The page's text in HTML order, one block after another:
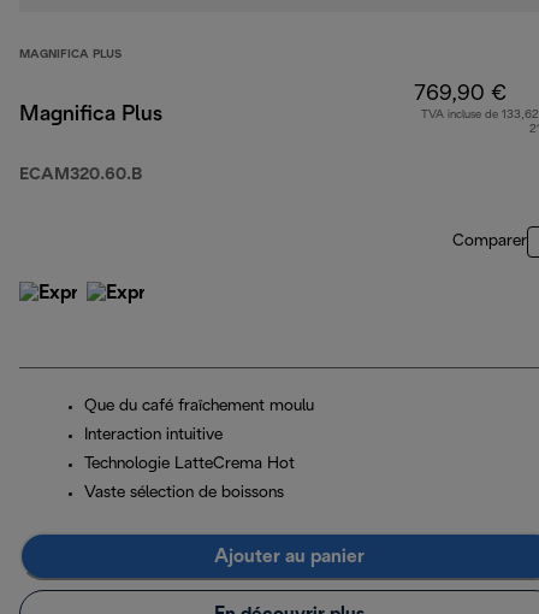
MAGNIFICA PLUS
Magnifica Plus
ECAM320.60.B
769,90 €
TVA incluse de
Comparer
Que du café fraîchement moulu
Interaction intuitive
Technologie LatteCrema Hot
Vaste sélection de boissons
Ajouter au panier